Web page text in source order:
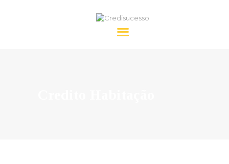
Credisucesso